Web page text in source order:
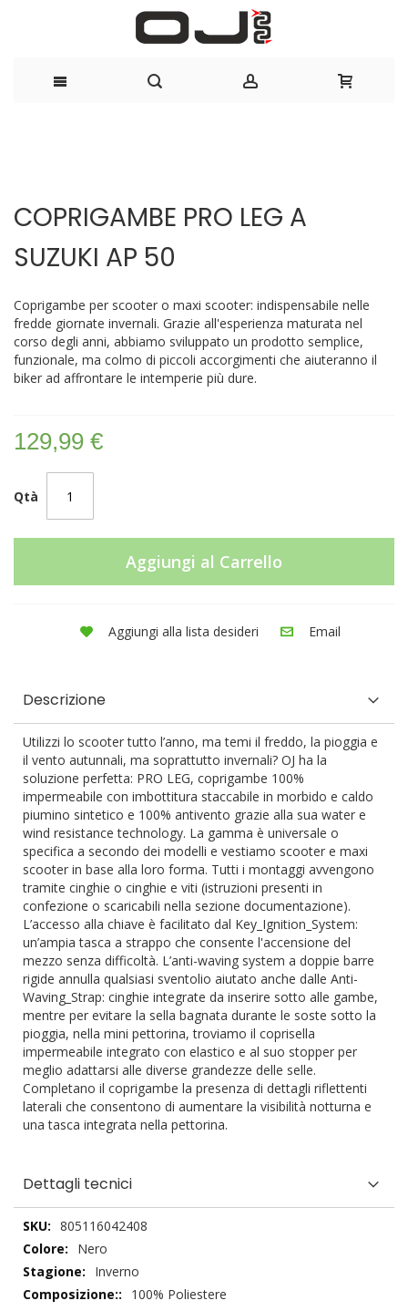
fine
galleria
di
della
di
immagini
COPRIGAMBE PRO LEG A
SUZUKI AP 50
Coprigambe per scooter o maxi scooter: indispensabile nelle
fredde giornate invernali. Grazie all'esperienza maturata nel
corso degli anni, abbiamo sviluppato un prodotto semplice,
funzionale, ma colmo di piccoli accorgimenti che aiuteranno il
biker ad affrontare le intemperie più dure.
129,99 €
Qtà
Aggiungi al Carrello
Aggiungi alla lista desideri Email
Descrizione
Utilizzi lo scooter tutto l’anno, ma temi il freddo, la pioggia e
il vento autunnali, ma soprattutto invernali? OJ ha la
soluzione perfetta: PRO LEG, coprigambe 100%
impermeabile con imbottitura staccabile in morbido e caldo
piumino sintetico e 100% antivento grazie alla sua water e
wind resistance technology. La gamma è universale o
specifica a secondo dei modelli e vestiamo scooter e maxi
scooter in base alla loro forma. Tutti i montaggi avvengono
tramite cinghie o cinghie e viti (istruzioni presenti in
confezione o scaricabili nella sezione documentazione).
L’accesso alla chiave è facilitato dal Key_Ignition_System:
un’ampia tasca a strappo che consente l'accensione del
mezzo senza difficoltà. L’anti-waving system a doppie barre
rigide annulla qualsiasi sventolio aiutato anche dalle Anti-
Waving_Strap: cinghie integrate da inserire sotto alle gambe,
mentre per evitare la sella bagnata durante le soste sotto la
pioggia, nella mini pettorina, troviamo il coprisella
impermeabile integrato con elastico e al suo stopper per
meglio adattarsi alle diverse grandezze delle selle.
Completano il coprigambe la presenza di dettagli riflettenti
laterali che consentono di aumentare la visibilità notturna e
una tasca integrata nella pettorina.
Dettagli tecnici
Dettagli
tecnici
805116042408
Nero
Inverno
100% Poliestere